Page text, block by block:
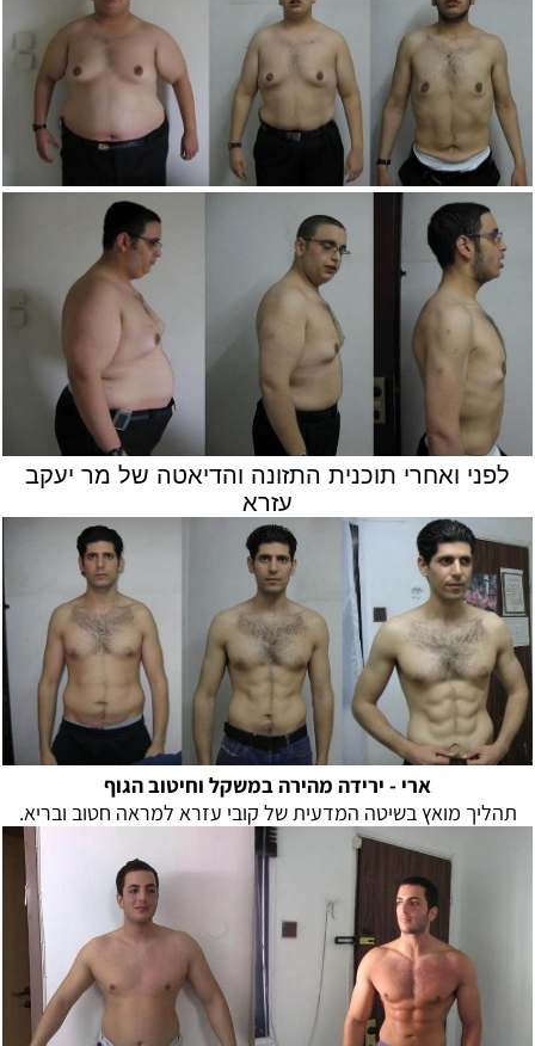
לפני ואחרי תוכנית התזונה והדיאטה של מר יעקב
עזרא
ארי - ירידה מהירה במשקל וחיטוב הגוף
תהליך מואץ בשיטה המדעית של קובי עזרא למראה חטוב ובריא.